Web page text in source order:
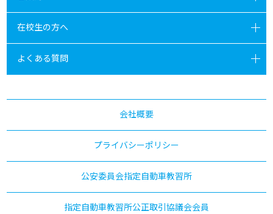
在校生の方へ
よくある質問
会社概要
プライバシーポリシー
公安委員会指定自動車教習所
指定自動車教習所公正取引協議会会員